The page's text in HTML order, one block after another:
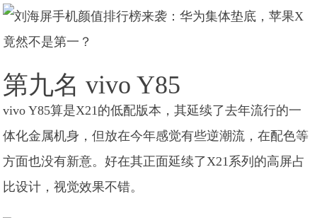
第九名 vivo Y85
vivo Y85算是X21的低配版本，其延续了去年流行的一
体化金属机身，但放在今年感觉有些逆潮流，在配色等
方面也没有新意。好在其正面延续了X21系列的高屏占
比设计，视觉效果不错。